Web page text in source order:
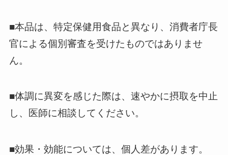
■本品は、特定保健用食品と異なり、消費者庁長
官による個別審査を受けたものではありませ
ん。
■体調に異変を感じた際は、速やかに摂取を中止
し、医師に相談してください。
■効果・効能については、個人差があります。